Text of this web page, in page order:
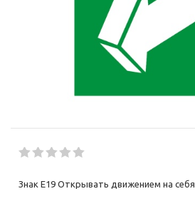
Знак E19 Открывать движением на себя